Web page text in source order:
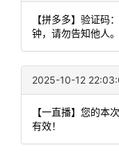
【拼多多】验证
钟，请勿告知他人。
2025-10-12
【一直播】您的本
有效！